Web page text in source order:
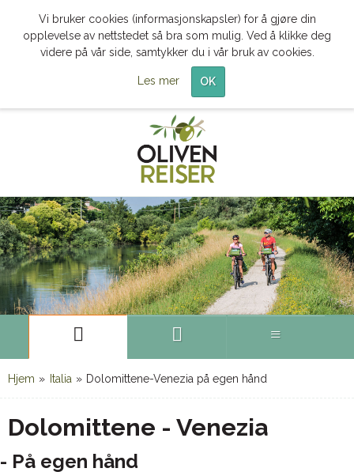
Hjem » Italia » Dolomittene-Venezia på egen hånd
Dolomittene - Venezia
- På egen hånd
Vi bruker cookies (informasjonskapsler) for å gjøre din
opplevelse av nettstedet så bra som mulig. Ved å klikke deg
videre på vår side, samtykker du i vår bruk av cookies.
Les mer OK